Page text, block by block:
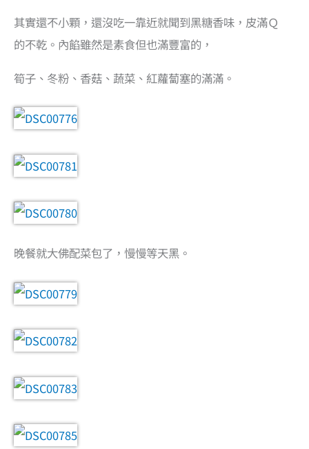
其實還不小顆，還沒吃一靠近就聞到黑糖香味，皮滿Ｑ
的不乾。內餡雖然是素食但也滿豐富的，
筍子、冬粉、香菇、蔬菜、紅蘿蔔塞的滿滿。
晚餐就大佛配菜包了，慢慢等天黑。